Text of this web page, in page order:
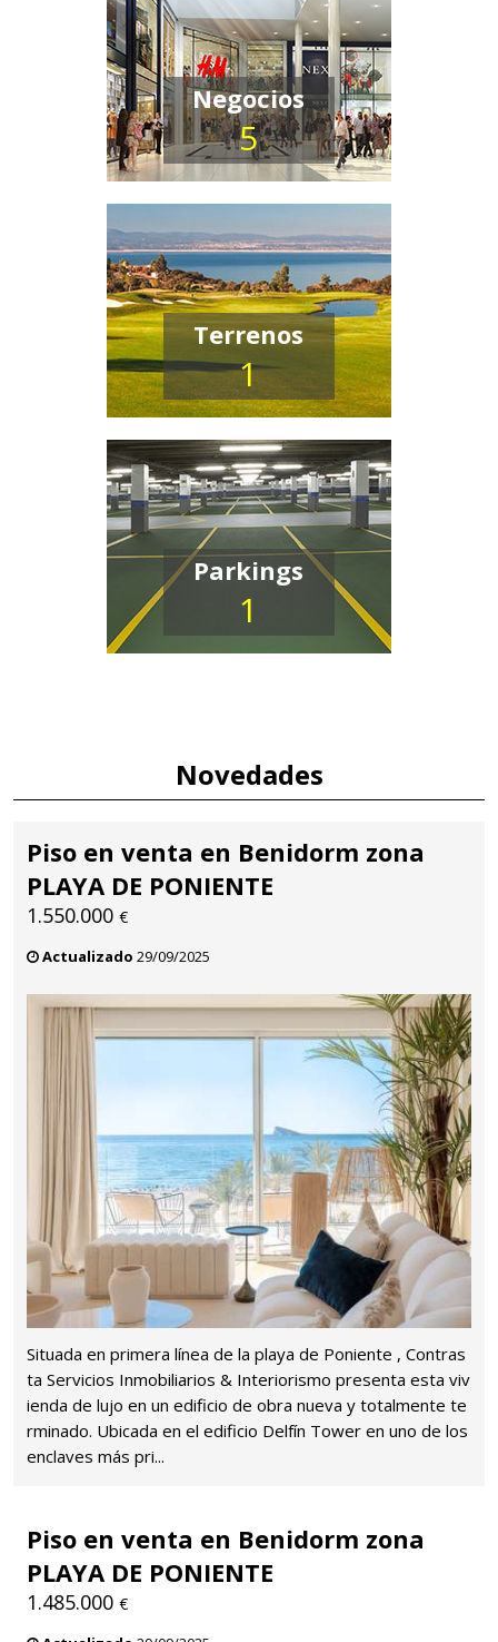
Negocios
5
Terrenos
1
Parkings
1
Novedades
Piso en venta en Benidorm zona
PLAYA DE PONIENTE
1.550.000 €
Actualizado 29/09/2025
Situada en primera línea de la playa de Poniente , Contras
ta Servicios Inmobiliarios & Interiorismo presenta esta viv
ienda de lujo en un edificio de obra nueva y totalmente te
rminado. Ubicada en el edificio Delfín Tower en uno de los
enclaves más pri...
Piso en venta en Benidorm zona
PLAYA DE PONIENTE
1.485.000 €